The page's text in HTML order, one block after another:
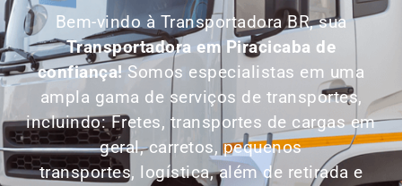
Bem-vindo à Transportadora BR, sua
Transportadora em Piracicaba de
confiança! Somos especialistas em uma
ampla gama de serviços de transportes,
incluindo: Fretes, transportes de cargas em
geral, carretos, pequenos
transportes, logística, além de retirada e